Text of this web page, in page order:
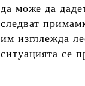
да може да
следват
им изгллежда
ситуацията се